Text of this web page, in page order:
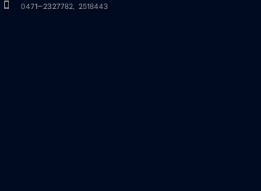
0471-2327782, 2518443